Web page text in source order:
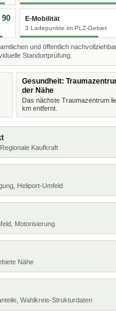
90 E-Mobilität
3 Ladepunkte im PLZ-Gebiet
und öffentlich
Standortprüfung.
Gesundheit:
der Nähe
Das nächste Traumazentrum
km entfernt.
Kaufkraft
Heliport-Umfeld
Motorisierung
Nähe
Wahlkreis-Strukturdaten